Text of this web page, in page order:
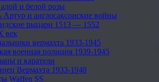
и белой розы
Артур и англосаксонские войны
рыцари 1513 — 1552
век
вермахта 1933-1945
военная полиция 1939-1945
и каратели
Вермахта 1933-1940
Waffen SS